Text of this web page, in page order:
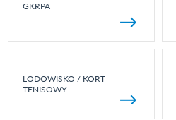
GKRPA
LODOWISKO / KORT
TENISOWY